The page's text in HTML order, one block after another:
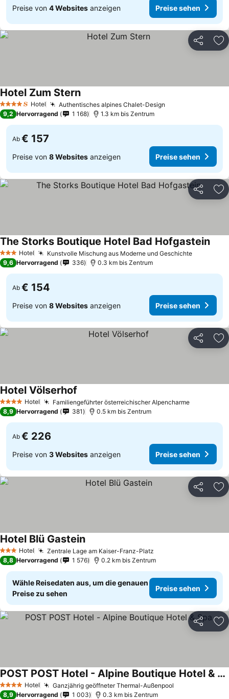
Preise von 4 Websites anzeigen Preise sehen
Teilen
4 Sterne Hotel Authentisches alpines Chalet-Design
Hotel Zum SternPreise sehen
9,2 Hervorragend 1 168 1.3 km bis Zentrum
Ab € 157
Preise von 8 Websites anzeigen Preise sehen
Teilen
3 SterneHotel Kunstvolle Mischung aus Moderne und GeschichtePreise
The Storks Boutique Hotel Bad Hofgastein
9,6 Hervorragend 336 0.3 km bis Zentrum
Ab € 154
Preise von 8 Websites anzeigen Preise sehen
Teilen
4 Sterne Hotel Familiengeführter österreichischer AlpencharmePreise
Hotel Völserhof
8,9 Hervorragend 381 0.5 km bis Zentrum
Ab € 226
Preise von 3 Websites anzeigen Preise sehen
Teilen
3 SterneHotel Zentrale Lage am Kaiser-Franz-Platz
Hotel Blü GasteinPreise sehen
8,8 Hervorragend 1 576 0.2 km bis Zentrum
Wähle Reisedaten aus, um die genauen
Preise zu sehen
Preise sehen
Teilen
4 Sterne Hotel Ganzjährig geöffneter Thermal-Außenpool
POST POST Hotel - Alpine Boutique Hotel & Spa
Preise sehen
8,9 Hervorragend 1 003 0.3 km bis Zentrum